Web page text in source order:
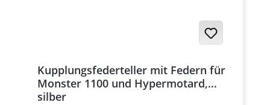
Kupplungsfederteller mit Federn für
Monster 1100 und Hypermotard,
silber